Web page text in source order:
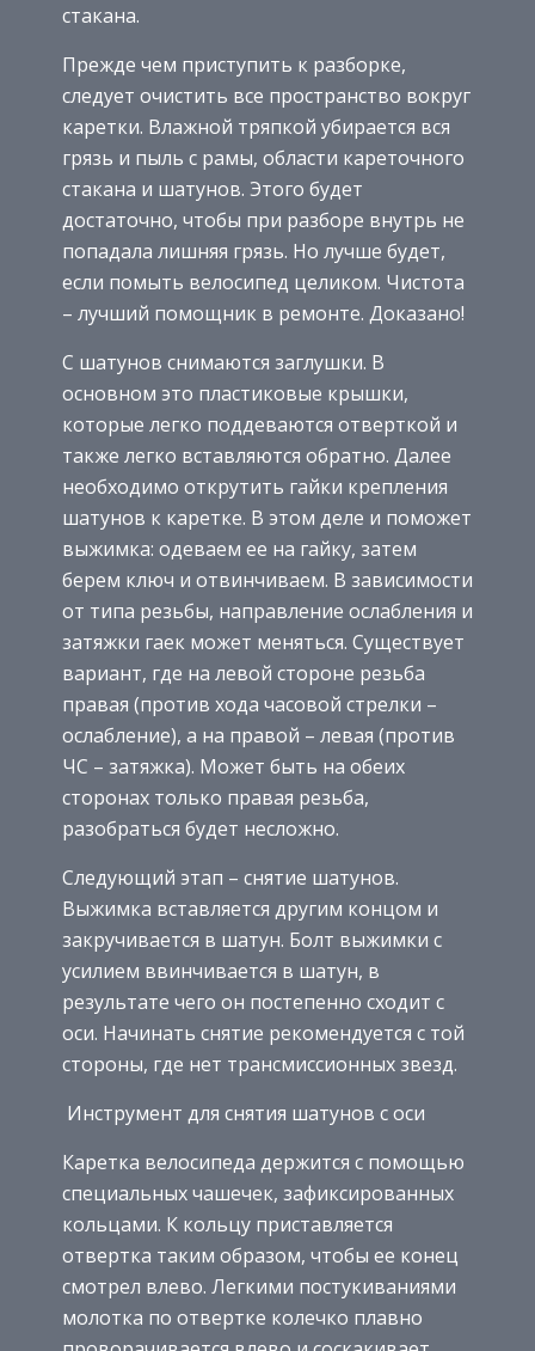
стакана.
Прежде чем приступить к разборке,
следует очистить все пространство вокруг
каретки. Влажной тряпкой убирается вся
грязь и пыль с рамы, области кареточного
стакана и шатунов. Этого будет
достаточно, чтобы при разборе внутрь не
попадала лишняя грязь. Но лучше будет,
если помыть велосипед целиком. Чистота
– лучший помощник в ремонте. Доказано!
С шатунов снимаются заглушки. В
основном это пластиковые крышки,
которые легко поддеваются отверткой и
также легко вставляются обратно. Далее
необходимо открутить гайки крепления
шатунов к каретке. В этом деле и поможет
выжимка: одеваем ее на гайку, затем
берем ключ и отвинчиваем. В зависимости
от типа резьбы, направление ослабления и
затяжки гаек может меняться. Существует
вариант, где на левой стороне резьба
правая (против хода часовой стрелки –
ослабление), а на правой – левая (против
ЧС – затяжка). Может быть на обеих
сторонах только правая резьба,
разобраться будет несложно.
Следующий этап – снятие шатунов.
Выжимка вставляется другим концом и
закручивается в шатун. Болт выжимки с
усилием ввинчивается в шатун, в
результате чего он постепенно сходит с
оси. Начинать снятие рекомендуется с той
стороны, где нет трансмиссионных звезд.
Инструмент для снятия шатунов с оси
Каретка велосипеда держится с помощью
специальных чашечек, зафиксированных
кольцами. К кольцу приставляется
отвертка таким образом, чтобы ее конец
смотрел влево. Легкими постукиваниями
молотка по отвертке колечко плавно